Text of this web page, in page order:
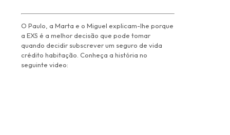
O Paulo, a Marta e o Miguel explicam-lhe porque
a EXS é a melhor decisão que pode tomar
quando decidir subscrever um seguro de vida
crédito habitação. Conheça a história no
seguinte video: